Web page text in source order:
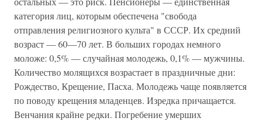
категория лиц, которым обеспечена "свобода
отправления религиозного культа" в СССР. Их средний
возраст — 60—70 лет. В больших городах немного
моложе: 0,5% — случайная молодежь, 0,1% — мужчины.
Количество молящихся возрастает в праздничные дни:
Рождество, Крещение, Пасха. Молодежь чаще появляется
по поводу крещения младенцев. Изредка причащается.
Венчания крайне редки. Погребение умерших